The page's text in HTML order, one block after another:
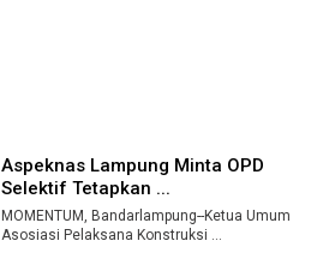
Aspeknas Lampung Minta OPD
Selektif Tetapkan ...
MOMENTUM, Bandarlampung--Ketua Umum
Asosiasi Pelaksana Konstruksi ...